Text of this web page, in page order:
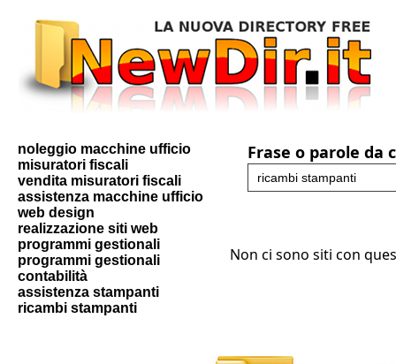
noleggio macchine ufficio
misuratori fiscali
vendita misuratori fiscali
assistenza macchine ufficio
web design
realizzazione siti web
programmi gestionali
programmi gestionali
contabilità
assistenza stampanti
ricambi stampanti
Frase o parole da
Non ci sono siti con